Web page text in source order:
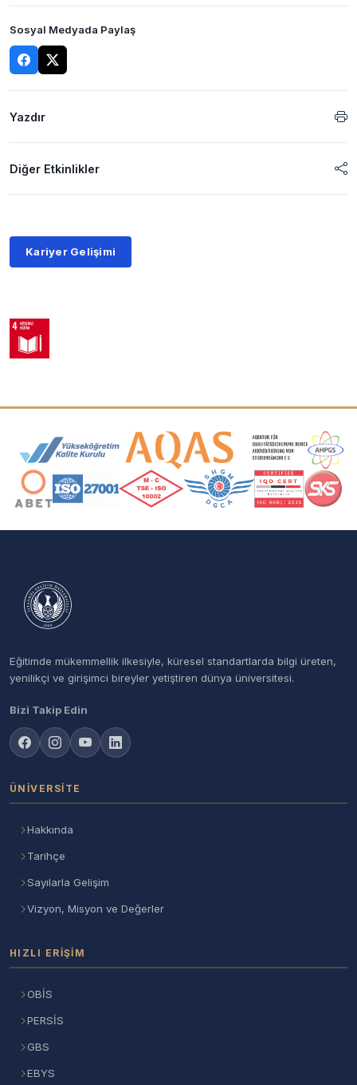
Sosyal Medyada Paylaş
Yazdır
Diğer Etkinlikler
Kariyer Gelişimi
Akreditasyon ve Üyelik Logoları
Eğitimde mükemmellik ilkesiyle, küresel standartlarda bilgi üreten,
yenilikçi ve girişimci bireyler yetiştiren dünya üniversitesi.
Bizi Takip Edin
ÜNIVERSITE
Hakkında
Tarihçe
Sayılarla Gelişim
Vizyon, Misyon ve Değerler
HIZLI ERIŞIM
OBİS
PERSİS
GBS
EBYS